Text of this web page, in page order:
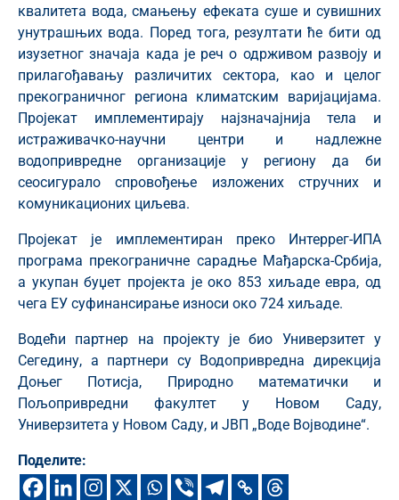
квалитета вода, смањењу ефеката суше и сувишних
унутрашњих вода. Поред тога, резултати ће бити од
изузетног значаја када је реч о одрживом развоју и
прилагођавању различитих сектора, као и целог
прекограничног региона климатским варијацијама.
Пројекат имплементирају најзначајнија тела и
истраживачко-научни центри и надлежне
водопривредне организације у региону да би
сеосигурало спровођење изложених стручних и
комуникационих циљева.
Пројекат је имплементиран преко Интеррег-ИПА
програма прекограничне сарадње Мађарска-Србија,
а укупан буџет пројекта је око 853 хиљаде евра, од
чега ЕУ суфинансирање износи око 724 хиљаде.
Водећи партнер на пројекту је био Универзитет у
Сегедину, а партнери су Водопривредна дирекција
Доњег Потисја, Природно математички и
Пољопривредни факултет у Новом Саду,
Универзитета у Новом Саду, и ЈВП „Воде Војводине“.
Поделите: